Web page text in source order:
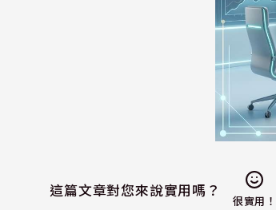
這篇文章對您來說實用嗎？
很實用！